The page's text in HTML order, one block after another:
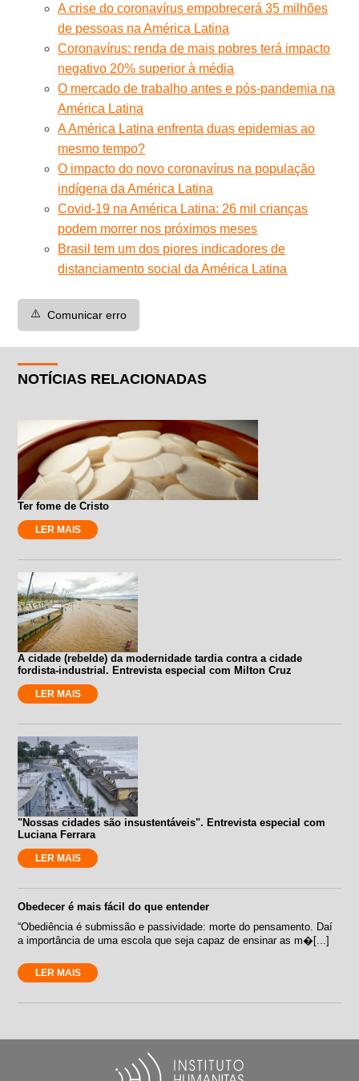
A crise do coronavírus empobrecerá 35 milhões
de pessoas na América Latina
Coronavírus: renda de mais pobres terá impacto
negativo 20% superior à média
O mercado de trabalho antes e pós-pandemia na
América Latina
A América Latina enfrenta duas epidemias ao
mesmo tempo?
O impacto do novo coronavírus na população
indígena da América Latina
Covid-19 na América Latina: 26 mil crianças
podem morrer nos próximos meses
Brasil tem um dos piores indicadores de
distanciamento social da América Latina
⚠️ Comunicar erro
NOTÍCIAS RELACIONADAS
Ter fome de Cristo
LER MAIS
A cidade (rebelde) da modernidade tardia contra a cidade
fordista-industrial. Entrevista especial com Milton Cruz
LER MAIS
"Nossas cidades são insustentáveis". Entrevista especial com
Luciana Ferrara
LER MAIS
Obedecer é mais fácil do que entender
“Obediência é submissão e passividade: morte do pensamento. Daí
a importância de uma escola que seja capaz de ensinar as m�[...]
LER MAIS